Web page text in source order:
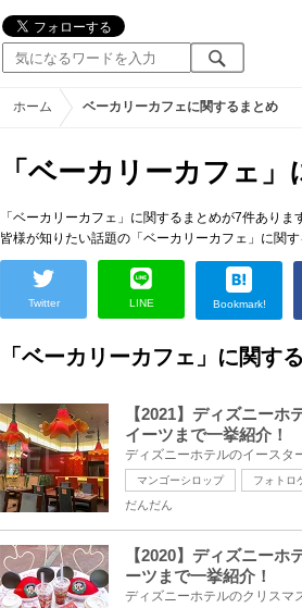
ホーム ベーカリーカフェに関するまとめ
「ベーカリーカフェ
「ベーカリーカフェ」に関するまとめが7件ありま
皆様が知りたい話題の「ベーカリーカフェ」に関
Twitter LINE Bookmark!
「ベーカリーカフェ」に関す
【2021】ディズニー
イーツまで一挙紹介！
マンゴーシロップ フォトロ
だんだん
【2020】ディズニー
ーツまで一挙紹介！